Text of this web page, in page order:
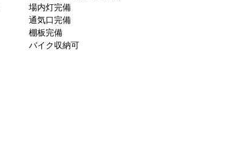
場内灯完備
通気口完備
棚板完備
バイク収納可